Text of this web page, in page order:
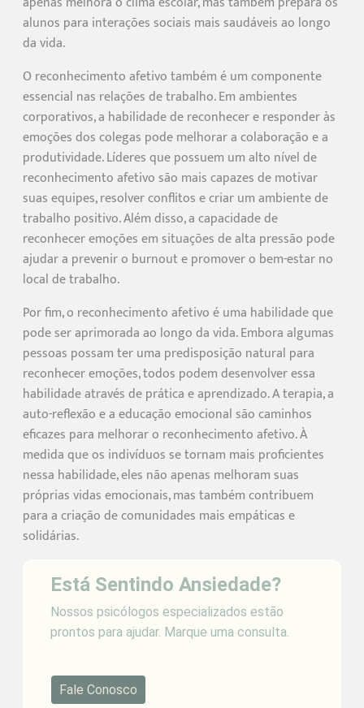
alunos para interações sociais mais saudáveis ao longo
da vida.
O reconhecimento afetivo também é um componente
essencial nas relações de trabalho. Em ambientes
corporativos, a habilidade de reconhecer e responder às
emoções dos colegas pode melhorar a colaboração e a
produtividade. Líderes que possuem um alto nível de
reconhecimento afetivo são mais capazes de motivar
suas equipes, resolver conflitos e criar um ambiente de
trabalho positivo. Além disso, a capacidade de
reconhecer emoções em situações de alta pressão pode
ajudar a prevenir o burnout e promover o bem-estar no
local de trabalho.
Por fim, o reconhecimento afetivo é uma habilidade que
pode ser aprimorada ao longo da vida. Embora algumas
pessoas possam ter uma predisposição natural para
reconhecer emoções, todos podem desenvolver essa
habilidade através de prática e aprendizado. A terapia, a
auto-reflexão e a educação emocional são caminhos
eficazes para melhorar o reconhecimento afetivo. À
medida que os indivíduos se tornam mais proficientes
nessa habilidade, eles não apenas melhoram suas
próprias vidas emocionais, mas também contribuem
para a criação de comunidades mais empáticas e
solidárias.
Está Sentindo Ansiedade?
Nossos psicólogos especializados estão
prontos para ajudar. Marque uma consulta.
Fale Conosco